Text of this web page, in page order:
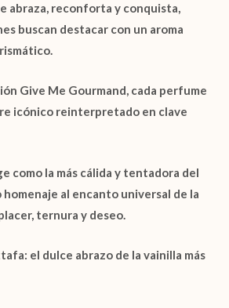
abraza, reconforta y conquista,
buscan destacar con un aroma
Give Me Gourmand, cada perfume
icónico reinterpretado en clave
como la más cálida y tentadora del
al encanto universal de la
ternura y deseo.
: el dulce abrazo de la vainilla más